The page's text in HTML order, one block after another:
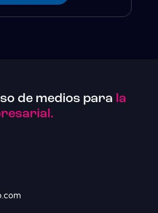
de medios para la